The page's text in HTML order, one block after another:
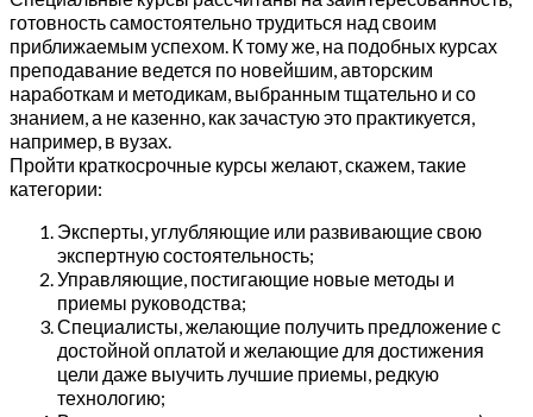
готовность самостоятельно трудиться над своим
приближаемым успехом. К тому же, на подобных курсах
преподавание ведется по новейшим, авторским
наработкам и методикам, выбранным тщательно и со
знанием, а не казенно, как зачастую это практикуется,
например, в вузах.
Пройти краткосрочные курсы желают, скажем, такие
категории:
Эксперты, углубляющие или развивающие свою
экспертную состоятельность;
Управляющие, постигающие новые методы и
приемы руководства;
Специалисты, желающие получить предложение с
достойной оплатой и желающие для достижения
цели даже выучить лучшие приемы, редкую
технологию;